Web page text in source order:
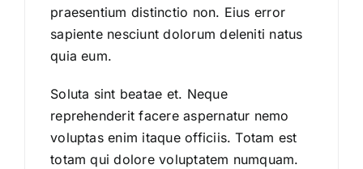
praesentium distinctio non. Eius error
sapiente nesciunt dolorum deleniti natus
quia eum.
Soluta sint beatae et. Neque
reprehenderit facere aspernatur nemo
voluptas enim itaque officiis. Totam est
totam qui dolore voluptatem numquam.